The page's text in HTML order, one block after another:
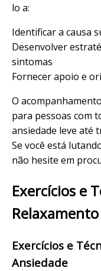
lo a:
Identificar a causa
Desenvolver
sintomas
Fornecer apoio e
O
para pessoas com
ansiedade leve até
Se você está
não hesite em
Exercícios e
Exercícios e
Ansiedade